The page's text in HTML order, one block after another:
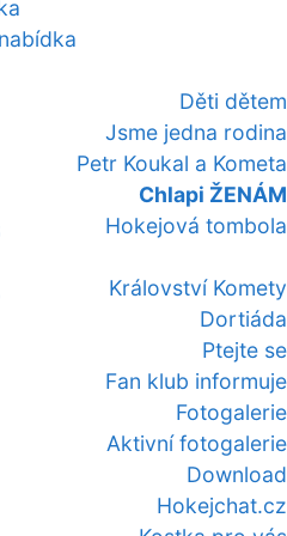
Děti dětem
Jsme jedna rodina
Petr Koukal a Kometa
Chlapi ŽENÁM
Hokejová tombola
Království Komety
Dortiáda
Ptejte se
Fan klub informuje
Fotogalerie
Aktivní fotogalerie
Download
Hokejchat.cz